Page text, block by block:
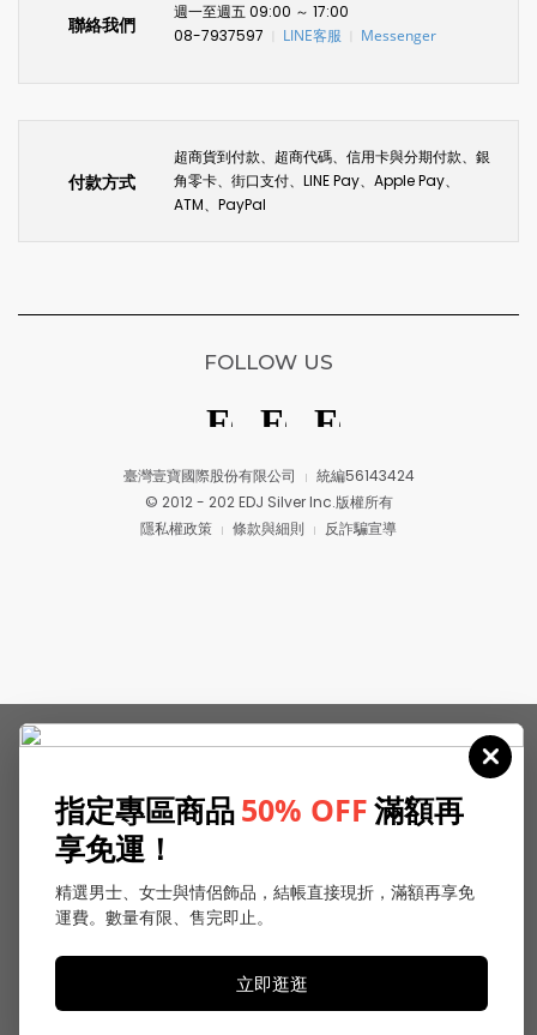
聯絡我們
週一至週五 09:00 ～ 17:00
08-7937597
LINE客服 Messenger
付款方式
超商貨到付款、超商代碼、信用卡與分期付款、銀
角零卡、街口支付、LINE Pay、Apple Pay、
ATM、PayPal
臺灣壹寶國際股份有限公司
統編56143424
© 2012 - 202 EDJ Silver Inc.版權所有
隱私權政策
條款與細則 反詐騙宣導
FOLLOW US
指定專區商品50% OFF滿額再
享免運！
精選男士、女士與情侶飾品，結帳直接現折，滿額再享免
運費。數量有限、售完即止。
立即逛逛